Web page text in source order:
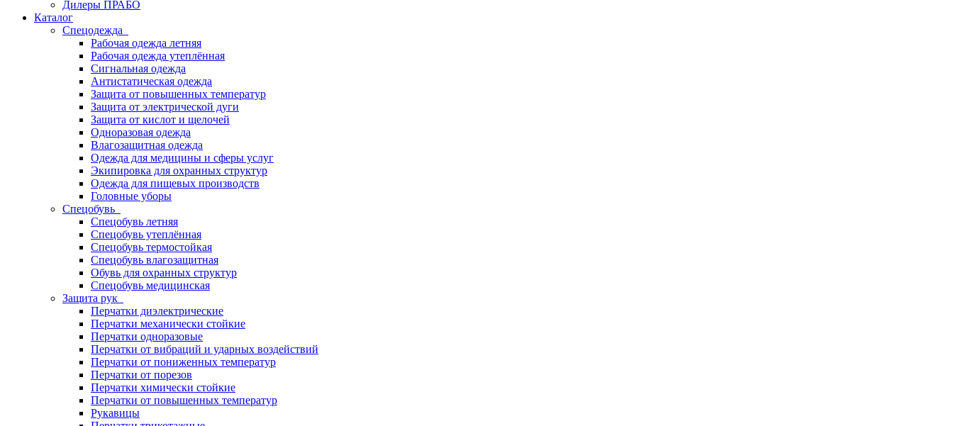
Дилеры ПРАБО
Каталог
Спецодежда
Рабочая одежда летняя
Рабочая одежда утеплённая
Сигнальная одежда
Антистатическая одежда
Защита от повышенных температур
Защита от электрической дуги
Защита от кислот и щелочей
Одноразовая одежда
Влагозащитная одежда
Одежда для медицины и сферы услуг
Экипировка для охранных структур
Одежда для пищевых производств
Головные уборы
Спецобувь
Спецобувь летняя
Спецобувь утеплённая
Спецобувь термостойкая
Спецобувь влагозащитная
Обувь для охранных структур
Спецобувь медицинская
Защита рук
Перчатки диэлектрические
Перчатки механически стойкие
Перчатки одноразовые
Перчатки от вибраций и ударных воздействий
Перчатки от пониженных температур
Перчатки от порезов
Перчатки химически стойкие
Перчатки от повышенных температур
Рукавицы